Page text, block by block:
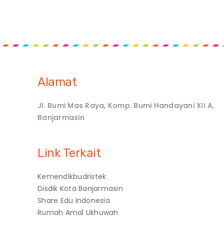
Alamat
Jl. Bumi Mas Raya, Komp. Bumi Handayani XII A,
Banjarmasin
Link Terkait
Kemendikbudristek
Disdik Kota Banjarmasin
Share Edu Indonesia
Rumah Amal Ukhuwah